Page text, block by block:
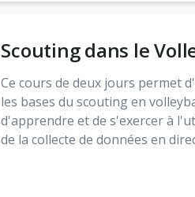
Scouting dans le
Ce cours de deux jours permet
les bases du scouting en
d'apprendre et de s'exercer à
de la collecte de données en